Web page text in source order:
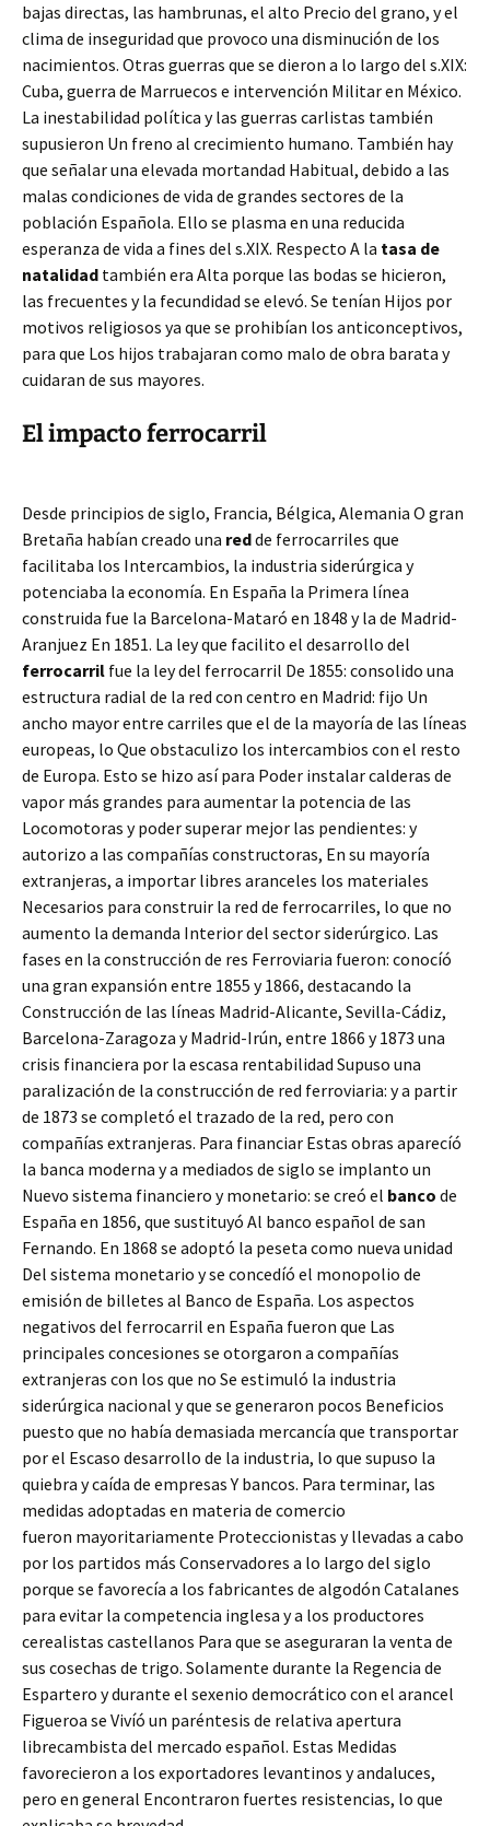
bajas directas, las hambrunas, el alto Precio del grano, y el
clima de inseguridad que provoco una disminución de los
nacimientos. Otras guerras que se dieron a lo largo del s.XIX:
Cuba, guerra de Marruecos e intervención Militar en México.
La inestabilidad política y las guerras carlistas también
supusieron Un freno al crecimiento humano. También hay
que señalar una elevada mortandad Habitual, debido a las
malas condiciones de vida de grandes sectores de la
población Española. Ello se plasma en una reducida
esperanza de vida a fines del s.XIX. Respecto A la tasa de
natalidad también era Alta porque las bodas se hicieron,
las frecuentes y la fecundidad se elevó. Se tenían Hijos por
motivos religiosos ya que se prohibían los anticonceptivos,
para que Los hijos trabajaran como malo de obra barata y
cuidaran de sus mayores.
El impacto ferrocarril
Desde principios de siglo, Francia, Bélgica, Alemania O gran
Bretaña habían creado una redde ferrocarriles que
facilitaba los Intercambios, la industria siderúrgica y
potenciaba la economía. En España la Primera línea
construida fue la Barcelona-Mataró en 1848 y la de Madrid-
Aranjuez En 1851. La ley que facilito el desarrollo del
ferrocarril fue la ley del ferrocarril De 1855: consolido una
estructura radial de la red con centro en Madrid: fijo Un
ancho mayor entre carriles que el de la mayoría de las líneas
europeas, lo Que obstaculizo los intercambios con el resto
de Europa. Esto se hizo así para Poder instalar calderas de
vapor más grandes para aumentar la potencia de las
Locomotoras y poder superar mejor las pendientes: y
autorizo a las compañías constructoras, En su mayoría
extranjeras, a importar libres aranceles los materiales
Necesarios para construir la red de ferrocarriles, lo que no
aumento la demanda Interior del sector siderúrgico. Las
fases en la construcción de res Ferroviaria fueron: conocíó
una gran expansión entre 1855 y 1866, destacando la
Construcción de las líneas Madrid-Alicante, Sevilla-Cádiz,
Barcelona-Zaragoza y Madrid-Irún, entre 1866 y 1873 una
crisis financiera por la escasa rentabilidad Supuso una
paralización de la construcción de red ferroviaria: y a partir
de 1873 se completó el trazado de la red, pero con
compañías extranjeras. Para financiar Estas obras aparecíó
la banca moderna y a mediados de siglo se implanto un
Nuevo sistema financiero y monetario: se creó el banco de
España en 1856, que sustituyó Al banco español de san
Fernando. En 1868 se adoptó la peseta como nueva unidad
Del sistema monetario y se concedíó el monopolio de
emisión de billetes al Banco de España. Los aspectos
negativos del ferrocarril en España fueron que Las
principales concesiones se otorgaron a compañías
extranjeras con los que no Se estimuló la industria
siderúrgica nacional y que se generaron pocos Beneficios
puesto que no había demasiada mercancía que transportar
por el Escaso desarrollo de la industria, lo que supuso la
quiebra y caída de empresas Y bancos. Para terminar, las
medidas adoptadas en materia de comercio
fueron mayoritariamente Proteccionistas y llevadas a cabo
por los partidos más Conservadores a lo largo del siglo
porque se favorecía a los fabricantes de algodón Catalanes
para evitar la competencia inglesa y a los productores
cerealistas castellanos Para que se aseguraran la venta de
sus cosechas de trigo. Solamente durante la Regencia de
Espartero y durante el sexenio democrático con el arancel
Figueroa se Vivíó un paréntesis de relativa apertura
librecambista del mercado español. Estas Medidas
favorecieron a los exportadores levantinos y andaluces,
pero en general Encontraron fuertes resistencias, lo que